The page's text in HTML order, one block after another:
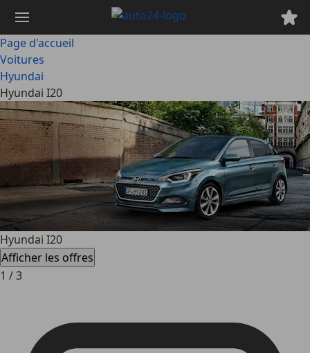
contenu
principal
Page d'accueil
Voitures
Hyundai
Hyundai I20
Hyundai I20
Afficher les offres
1 /3